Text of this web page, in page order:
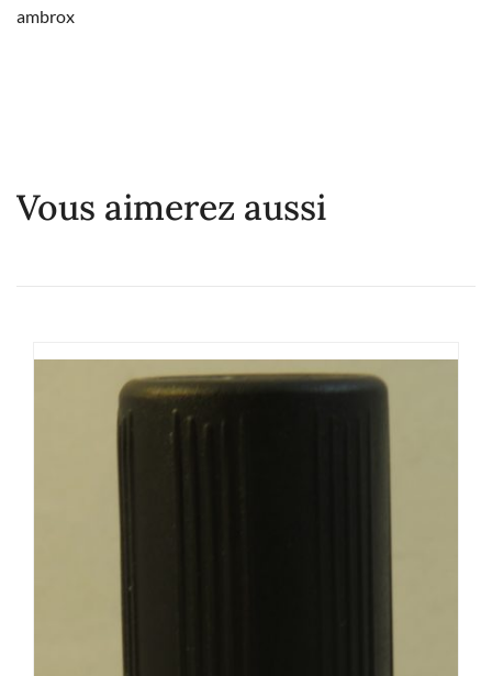
ambrox
Vous aimerez aussi